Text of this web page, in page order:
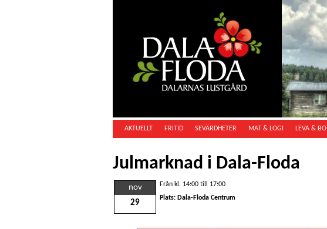
AKTUELLT FRITID SEVÄRDHETER MAT & LOGI LEVA & BO
Julmarknad i Dala-Floda
nov
29
Från kl. 14:00 till 17:00
Plats: Dala-Floda Centrum